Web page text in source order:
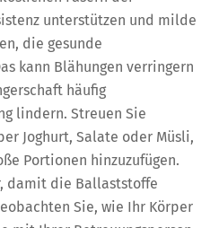
unterstützen und milde
die gesunde
kann Blähungen verringern
häufig
lindern. Streuen Sie
Joghurt, Salate oder Müsli,
Portionen hinzuzufügen.
damit die Ballaststoffe
Sie, wie Ihr Körper